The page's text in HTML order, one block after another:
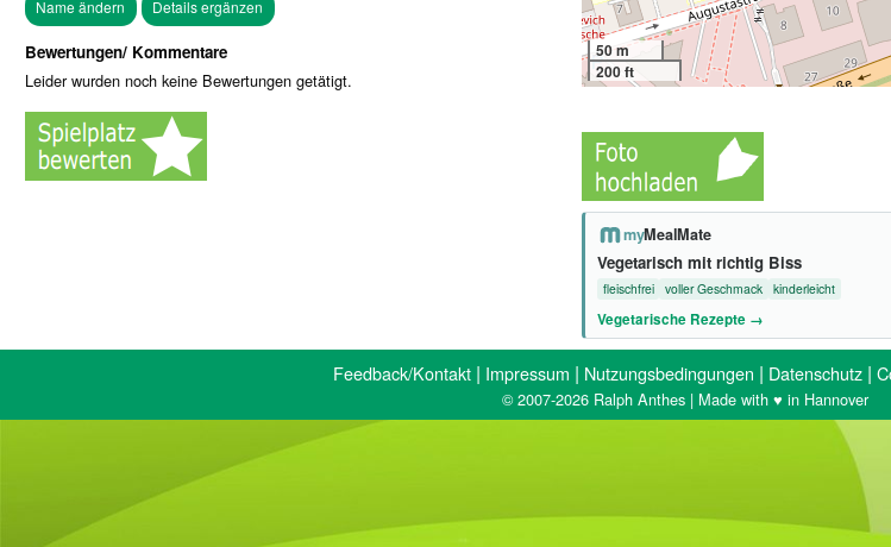
Bewertungen/ Kommentare
Leider wurden noch keine Bewertungen getätigt.
50 m
200 ft
myMealMate
Vegetarisch mit richtig Biss
fleischfrei voller Geschmack kinderleicht
Vegetarische Rezepte →
Feedback/Kontakt | Impressum | Nutzungsbedingungen | Datenschutz |
© 2007-2026 Ralph Anthes | Made with ♥ in Hannover